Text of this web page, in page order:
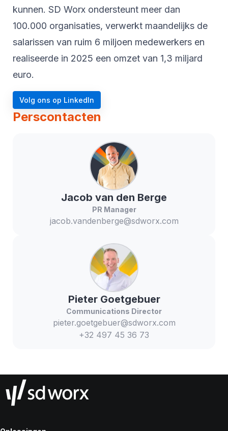
kunnen. SD Worx ondersteunt meer dan
100.000 organisaties, verwerkt maandelijks de
salarissen van ruim 6 miljoen medewerkers en
realiseerde in 2025 een omzet van 1,3 miljard
euro.
Volg ons op LinkedIn
Perscontacten
Jacob van den Berge
PR Manager
jacob.vandenberge@sdworx.com
Pieter Goetgebuer
Communications Director
pieter.goetgebuer@sdworx.com
+32 497 45 36 73